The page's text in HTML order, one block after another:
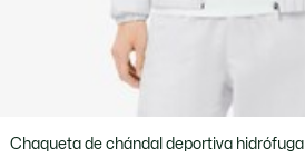
Chaqueta de chándal deportiva hidrófuga